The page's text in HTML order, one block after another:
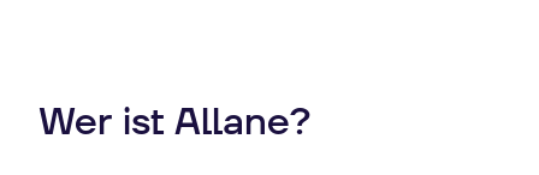
Wer ist Allane?